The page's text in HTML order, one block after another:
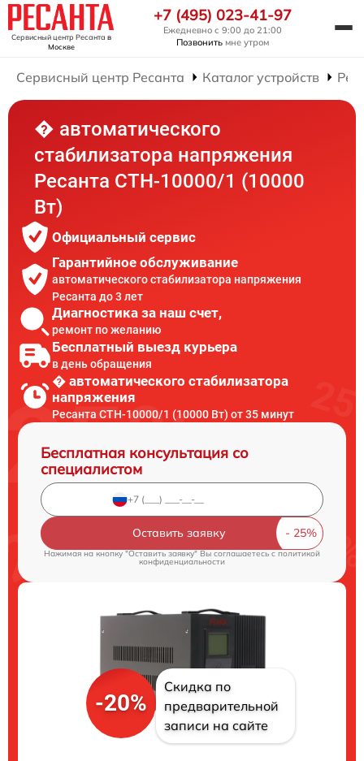
Сервисный центр Ресанта в
Москве
+7 (495) 023-41-97
Ежедневно с 9:00 до 21:00
Позвонить мне утром
Сервисный центр Ресанта Каталог устройств
� автоматического
стабилизатора напряжения
Ресанта СТН-10000/1 (10000
Вт)
Официальный сервис
Гарантийное обслуживание
автоматического стабилизатора напряжения
Ресанта до 3 лет
Диагностика за наш счет,
ремонт по желанию
Бесплатный выезд курьера
в день обращения
� автоматического стабилизатора
напряжения
Ресанта СТН-10000/1 (10000 Вт) от 35 минут
Бесплатная консультация со
специалистом
Оставить заявку
Нажимая на кнопку "Оставить заявку" Вы соглашаетесь cполитикой
конфиденциальности
-20%
Скидка по
предварительной
записи на сайте